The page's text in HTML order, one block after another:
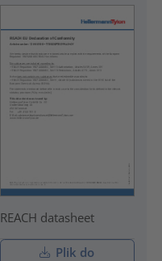
REACH datasheet
Plik do